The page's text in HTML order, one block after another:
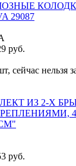
29087
руб.
сейчас нельзя
ИЗ 2-Х
руб.